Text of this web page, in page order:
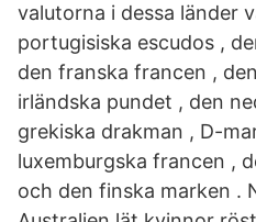
valutorna i dessa länder
portugisiska escudos ,
den franska francen ,
irländska pundet , den
grekiska drakman , D-
luxemburgska francen ,
och den finska marken .